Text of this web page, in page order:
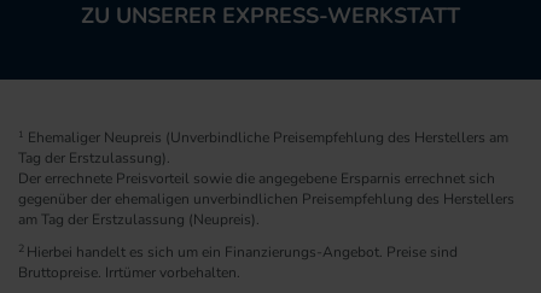
ZU UNSERER EXPRESS-WERKSTATT
1 Ehemaliger Neupreis (Unverbindliche Preisempfehlung des Herstellers am
Tag der Erstzulassung).
Der errechnete Preisvorteil sowie die angegebene Ersparnis errechnet sich
gegenüber der ehemaligen unverbindlichen Preisempfehlung des Herstellers
am Tag der Erstzulassung (Neupreis).
2 Hierbei handelt es sich um ein Finanzierungs-Angebot. Preise sind
Bruttopreise. Irrtümer vorbehalten.